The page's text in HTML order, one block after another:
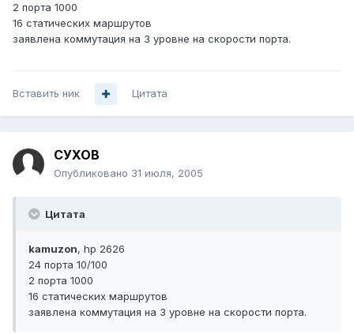
2 порта 1000
16 статических маршрутов
заявлена коммутация на 3 уровне на скорости порта.
Вставить ник Цитата
СУХОВ
Опубликовано 31 июля, 2005
Цитата
kamuzon, hp 2626
24 порта 10/100
2 порта 1000
16 статических маршрутов
заявлена коммутация на 3 уровне на скорости порта.